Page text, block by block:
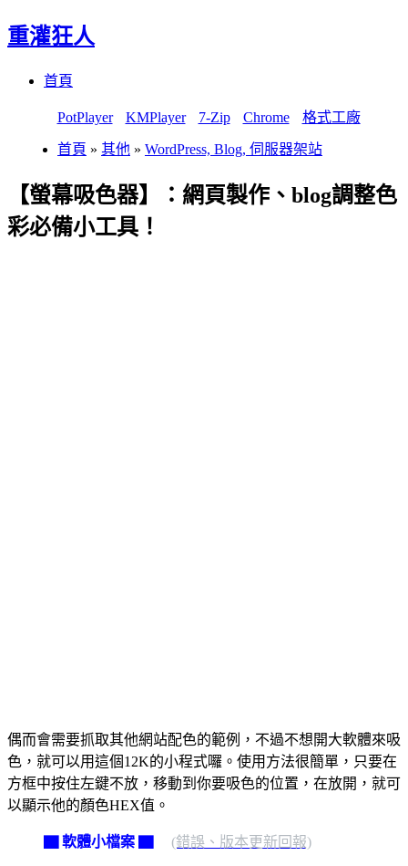
重灌狂人
首頁
PotPlayer KMPlayer 7-Zip Chrome 格式工廠
首頁 » 其他 » WordPress, Blog, 伺服器架站
【螢幕吸色器】：網頁製作、blog調整色
彩必備小工具！
偶而會需要抓取其他網站配色的範例，不過不想開大軟體來吸
色，就可以用這個12K的小程式囉。使用方法很簡單，只要在
方框中按住左鍵不放，移動到你要吸色的位置，在放開，就可
以顯示他的顏色HEX值。
▇ 軟體小檔案 ▇ (錯誤、版本更新回報)